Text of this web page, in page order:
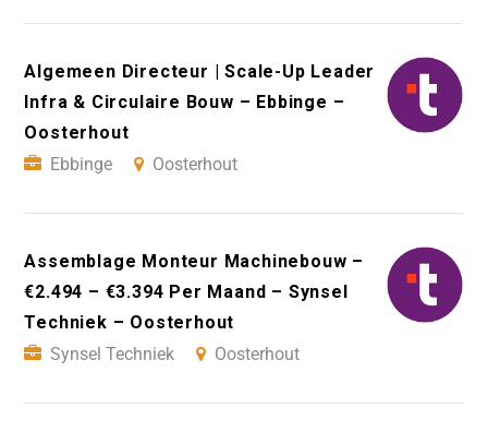
Algemeen Directeur | Scale-Up Leader
Infra & Circulaire Bouw – Ebbinge –
Oosterhout
Ebbinge
Oosterhout
Assemblage Monteur Machinebouw –
€2.494 – €3.394 Per Maand – Synsel
Techniek – Oosterhout
Synsel Techniek
Oosterhout